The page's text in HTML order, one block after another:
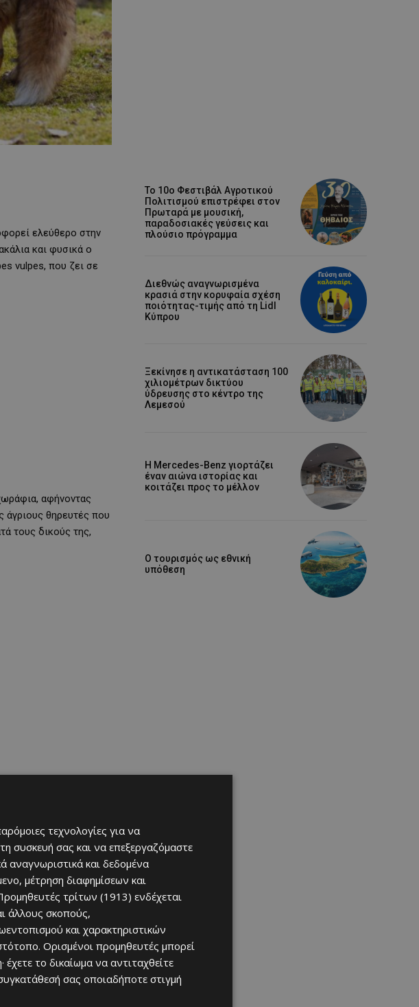
ελεύθερο στην
και φυσικά ο
vulpes, που ζει σε
αφήνοντας
άγριους θηρευτές που
τους δικούς της,
περίπου το 1,20
της, μήκους 40-50 εκ.,
ενώ στο ρύγχος
Το 10ο Φεστιβάλ Αγροτικού
Πολιτισμού επιστρέφει στον
Πρωταρά με μουσική,
παραδοσιακές γεύσεις και
πλούσιο πρόγραμμα
Διεθνώς αναγνωρισμένα
κρασιά στην κορυφαία σχέση
ποιότητας-τιμής από τη Lidl
Κύπρου
Ξεκίνησε η αντικατάσταση 100
χιλιομέτρων δικτύου
ύδρευσης στο κέντρο της
Λεμεσού
Η Mercedes-Benz γιορτάζει
έναν αιώνα ιστορίας και
κοιτάζει προς το μέλλον
Ο τουρισμός ως εθνική
υπόθεση
τεχνολογίες για να
συσκευή σας και να επεξεργαζόμαστε
αναγνωριστικά και δεδομένα
μέτρηση διαφημίσεων και
τρίτων (1913) ενδέχεται
άλλους σκοπούς,
και χαρακτηριστικών
Ορισμένοι προμηθευτές μπορεί
το δικαίωμα να αντιταχθείτε
σας οποιαδήποτε στιγμή